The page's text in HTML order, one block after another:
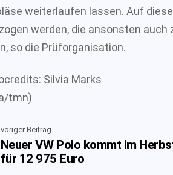
weiterlaufen lassen. Auf
werden, die ansonsten
so die Prüforganisation.
Silvia Marks
tmn)
voriger Beitrag
Neuer VW Polo kommt im
für 12 975 Euro